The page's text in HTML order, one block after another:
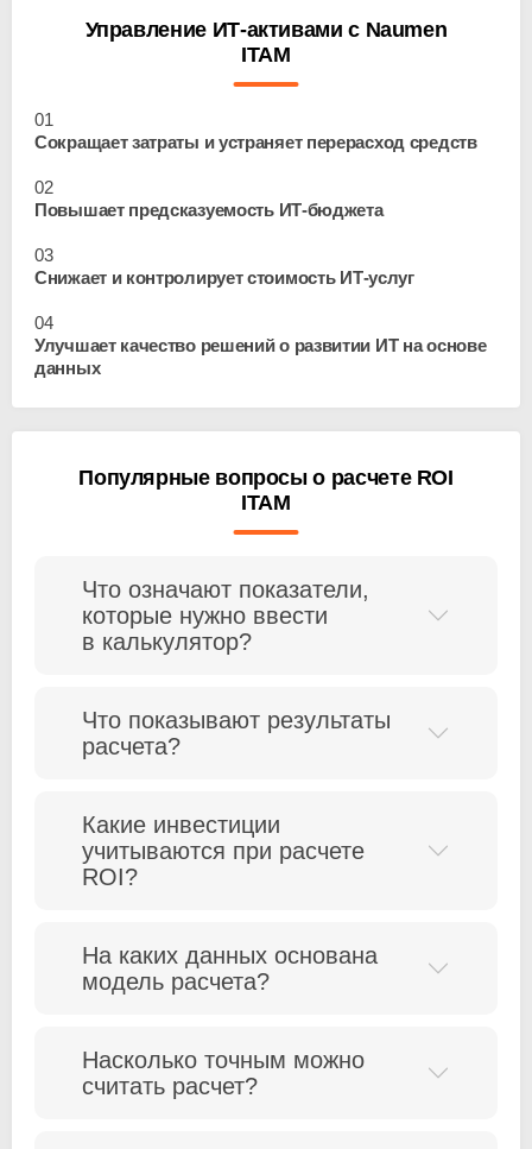
Управление ИТ-активами с Naumen
ITAM
01
Сокращает затраты и устраняет перерасход средств
02
Повышает предсказуемость ИТ-бюджета
03
Снижает и контролирует стоимость ИТ-услуг
04
Улучшает качество решений о развитии ИТ на основе
данных
Популярные вопросы о расчете ROI
ITAM
Что означают показатели,
которые нужно ввести
в калькулятор?
Что показывают результаты
расчета?
Какие инвестиции
учитываются при расчете
ROI?
На каких данных основана
модель расчета?
Насколько точным можно
считать расчет?